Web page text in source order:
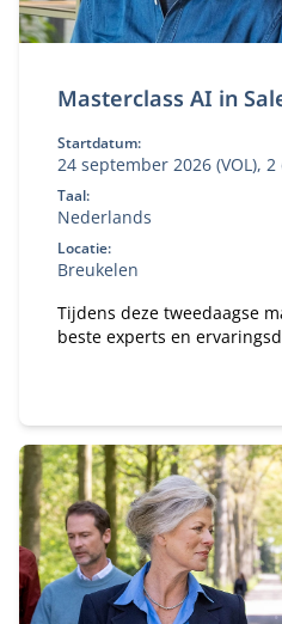
Masterclass AI in
Startdatum:
24 september 2026 (VOL),
maart 2027, 9 juni 2027
Taal:
Nederlands
Locatie:
Breukelen
Tijdens deze tweedaagse
beste experts en